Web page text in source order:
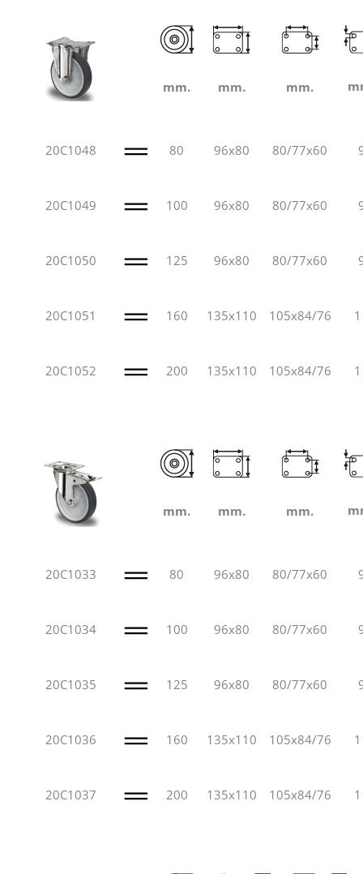
mm. mm. mm.
20C1048 80 96x80 80/77x60
20C1049 100 96x80 80/77x60
20C1050 125 96x80 80/77x60
20C1051 160 135x110 105x84/76
20C1052 200 135x110 105x84/76
mm. mm. mm.
20C1033 80 96x80 80/77x60
20C1034 100 96x80 80/77x60
20C1035 125 96x80 80/77x60
20C1036 160 135x110 105x84/76
20C1037 200 135x110 105x84/76